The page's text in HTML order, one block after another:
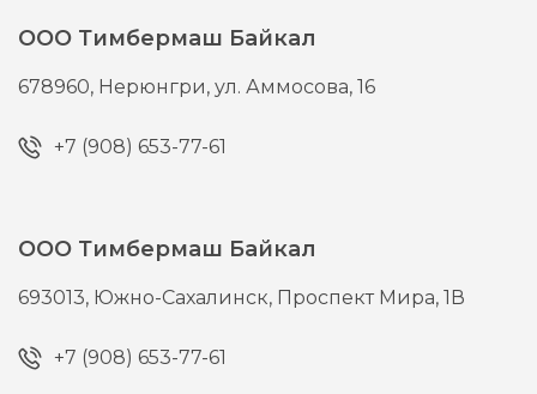
ООО Тимбермаш Байкал
678960, Нерюнгри,ул. Аммосова, 16
+7 (908) 653-77-61
ООО Тимбермаш Байкал
693013, Южно-Сахалинск, Проспект Мира, 1В
+7 (908) 653-77-61